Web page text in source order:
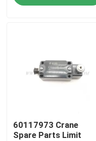
Kontakt
Referenzen
Crane Electrical Parts
60117973 Crane
Spare Parts Limit